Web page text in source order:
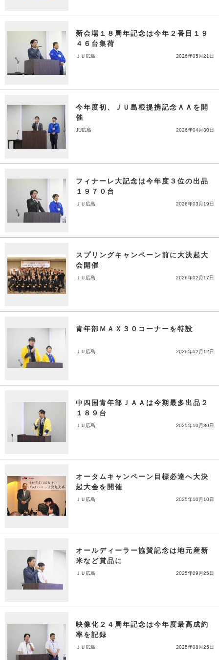
新会場１８周年記念は今年２番目１９
４６台集荷
ＪＵ広島 2026年05月21日
今年度初、ＪＵ島根提携記念ＡＡを開
催
JU広島 2026年04月30日
フィナーレ大記念は今年度３位の出品
１９７０台
ＪＵ広島 2026年03月19日
スプリングキャンペーン前に大決起大
会開催
ＪＵ広島 2026年02月17日
青年部ＭＡＸ３０コーナーを特設
ＪＵ広島 2026年02月12日
中四国青年部ＪＡＡは今期最多出品２
１８９台
ＪＵ広島 2025年10月30日
オータムキャンペーン目標必達へ大決
起大会を開催
ＪＵ広島 2025年10月10日
オールディーラー協賛記念は地元産新
米など賞品に
ＪＵ広島 2025年09月25日
映像化２４周年記念は今年度最高成約
率を記録
ＪＵ広島 2025年08月25日